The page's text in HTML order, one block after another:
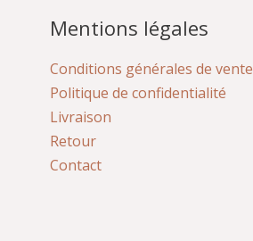
Mentions légales
Conditions générales de vente
Politique de confidentialité
Livraison
Retour
Contact